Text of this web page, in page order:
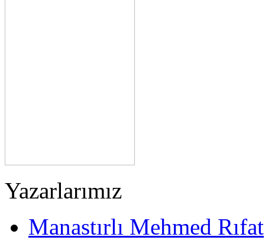
Yazarlarımız
Manastırlı Mehmed Rıfat